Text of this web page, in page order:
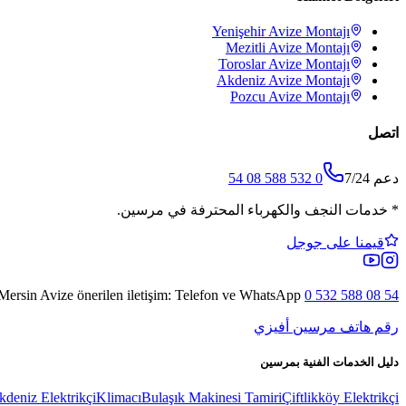
YenişehirAvize Montajı
Mezitli Avize Montajı
ToroslarAvize Montajı
Akdeniz Avize Montajı
Pozcu Avize Montajı
اتصل
دعم 7/24 0 532 588 08 54
* خدمات النجف والكهرباء المحترفة في مرسين.
قيمنا على جوجل
Avize önerilen iletişim: Telefon ve WhatsApp 0 532 588 08 54
رقم هاتف مرسين أفيزي
دليل الخدمات الفنية بمرسين
ElektrikçiKlimacıBulaşık Makinesi TamiriÇiftlikköy Elektrikçi